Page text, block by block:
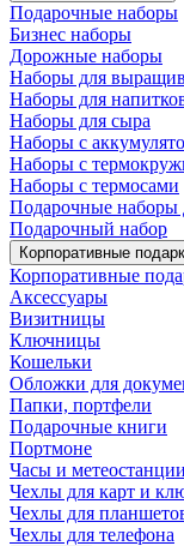
Подарочные наборы
Бизнес наборы
Дорожные наборы
Наборы для
Наборы для
Наборы для сыра
Наборы с
Наборы с
Наборы с термосами
Подарочные наборы
Подарочный набор
Корпоративные
Корпоративные
Аксессуары
Визитницы
Ключницы
Кошельки
Обложки для
Папки, портфели
Подарочные книги
Портмоне
Часы и метеостанции
Чехлы для карт и
Чехлы для
Чехлы для телефона